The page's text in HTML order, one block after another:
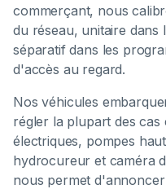
commerçant, nous
du réseau, unitaire dans
séparatif dans les
d'accès au regard.
Nos véhicules
régler la plupart des
électriques, pompes
hydrocureur et caméra
nous permet